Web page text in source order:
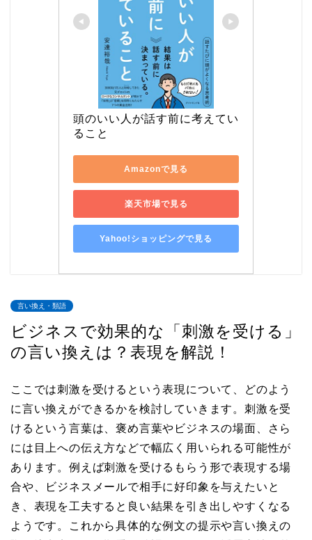
頭のいい人が話す前に考えてい
ること
Amazonで見る
楽天市場で見る
Yahoo!ショッピングで見る
言い換え・類語
ビジネスで効果的な「刺激を受ける」
の言い換えは？表現を解説！
ここでは刺激を受けるという表現について、どのよう
に言い換えができるかを検討していきます。刺激を受
けるという言葉は、褒め言葉やビジネスの場面、さら
には目上への伝え方などで幅広く用いられる可能性が
あります。例えば刺激を受けるもらう形で表現する場
合や、ビジネスメールで相手に好印象を与えたいと
き、表現を工夫すると良い結果を引き出しやすくなる
ようです。これから具体的な例文の提示や言い換えの